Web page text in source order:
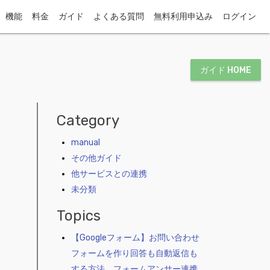
機能 料金 ガイド よくある質問 無料利用申込み ログイン
Category
manual
その他ガイド
他サービスとの連携
未分類
Topics
【Googleフォーム】お問い合わせ
フォームを作り回答も自動返信も
ガイド HOME